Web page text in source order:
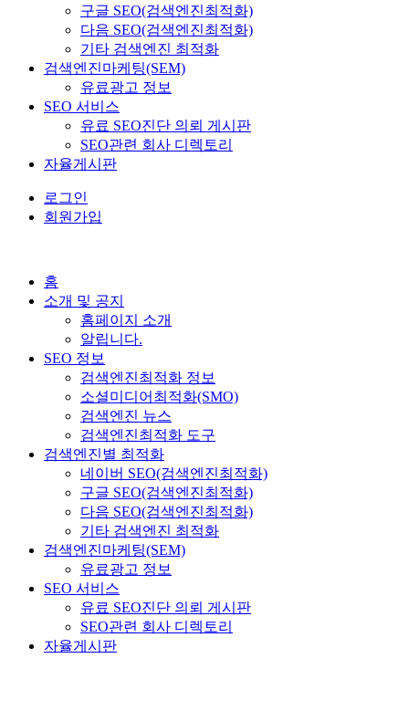
구글 SEO(검색엔진최적화)
다음 SEO(검색엔진최적화)
기타 검색엔진 최적화
검색엔진마케팅(SEM)
유료광고 정보
SEO 서비스
유료 SEO진단 의뢰 게시판
SEO관련 회사 디렉토리
자율게시판
로그인
회원가입
홈
소개 및 공지
홈페이지 소개
알립니다.
SEO 정보
검색엔진최적화 정보
소셜미디어최적화(SMO)
검색엔진 뉴스
검색엔진최적화 도구
검색엔진별 최적화
네이버 SEO(검색엔진최적화)
구글 SEO(검색엔진최적화)
다음 SEO(검색엔진최적화)
기타 검색엔진 최적화
검색엔진마케팅(SEM)
유료광고 정보
SEO 서비스
유료 SEO진단 의뢰 게시판
SEO관련 회사 디렉토리
자율게시판